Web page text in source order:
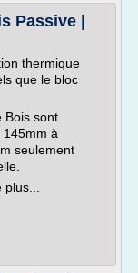
Passive |
thermique
que le bloc
Bois sont
à
seulement